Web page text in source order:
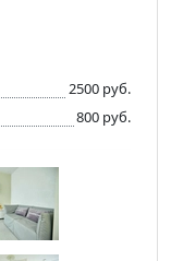
2500 руб.
800 руб.